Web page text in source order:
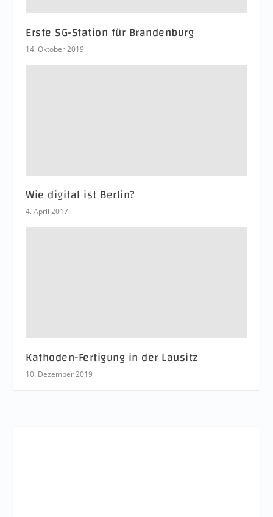
Erste 5G-Station für Brandenburg
14. Oktober 2019
Wie digital ist Berlin?
4. April 2017
Kathoden-Fertigung in der Lausitz
10. Dezember 2019